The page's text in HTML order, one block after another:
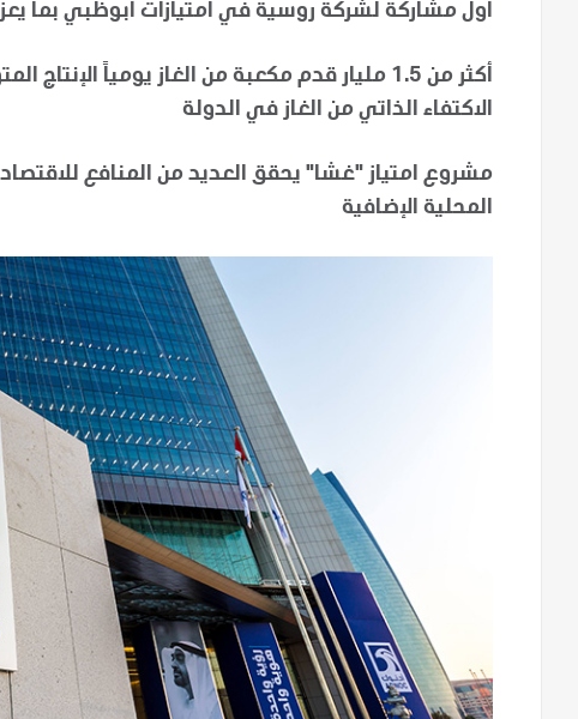
أول مشاركة لشركة روسية في امتيازات أبوظبي بما
أكثر من 1.5 مليار قدم مكعبة من الغاز يومياً
الاكتفاء الذاتي من الغاز في الدولة
مشروع امتياز "غشا" يحقق العديد من المنافع
المحلية الإضافية